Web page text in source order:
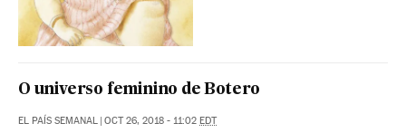
O universo feminino de Botero
EL PAÍS SEMANAL | OCT 26, 2018 - 11:02 EDT